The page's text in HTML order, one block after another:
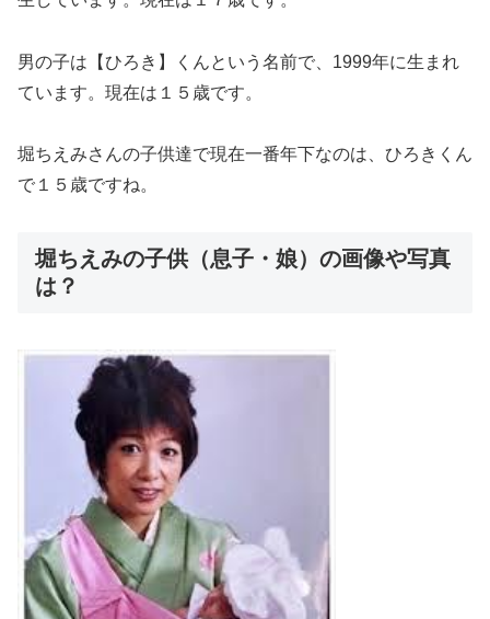
男の子は【ひろき】くんという名前で、1999年に生まれ
ています。現在は１５歳です。
堀ちえみさんの子供達で現在一番年下なのは、ひろきくん
で１５歳ですね。
堀ちえみの子供（息子・娘）の画像や写真
は？